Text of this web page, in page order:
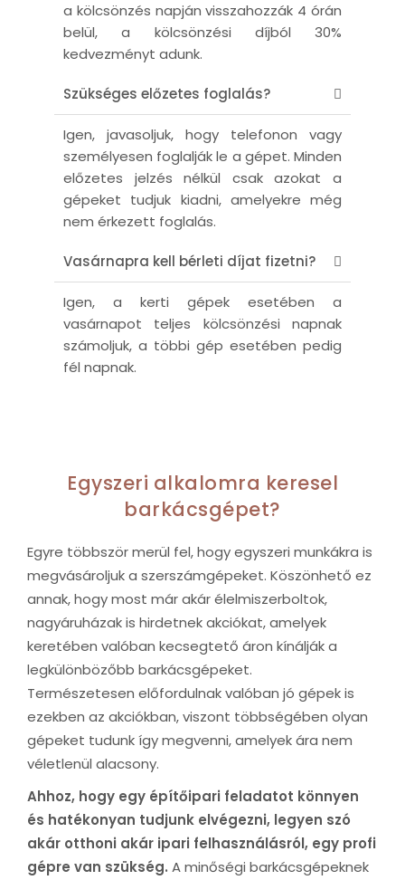
a kölcsönzés napján visszahozzák 4 órán
belül, a kölcsönzési díjból 30%
kedvezményt adunk.
Szükséges előzetes foglalás?
Igen, javasoljuk, hogy telefonon vagy
személyesen foglalják le a gépet. Minden
előzetes jelzés nélkül csak azokat a
gépeket tudjuk kiadni, amelyekre még
nem érkezett foglalás.
Vasárnapra kell bérleti díjat fizetni?
Igen, a kerti gépek esetében a
vasárnapot teljes kölcsönzési napnak
számoljuk, a többi gép esetében pedig
fél napnak.
Egyszeri alkalomra keresel
barkácsgépet?
Egyre többször merül fel, hogy egyszeri munkákra is
megvásároljuk a szerszámgépeket. Köszönhető ez
annak, hogy most már akár élelmiszerboltok,
nagyáruházak is hirdetnek akciókat, amelyek
keretében valóban kecsegtető áron kínálják a
legkülönbözőbb barkácsgépeket.
Természetesen előfordulnak valóban jó gépek is
ezekben az akciókban, viszont többségében olyan
gépeket tudunk így megvenni, amelyek ára nem
véletlenül alacsony.
Ahhoz, hogy egy építőipari feladatot könnyen
és hatékonyan tudjunk elvégezni, legyen szó
akár otthoni akár ipari felhasználásról, egy profi
gépre van szükség. A minőségi barkácsgépeknek